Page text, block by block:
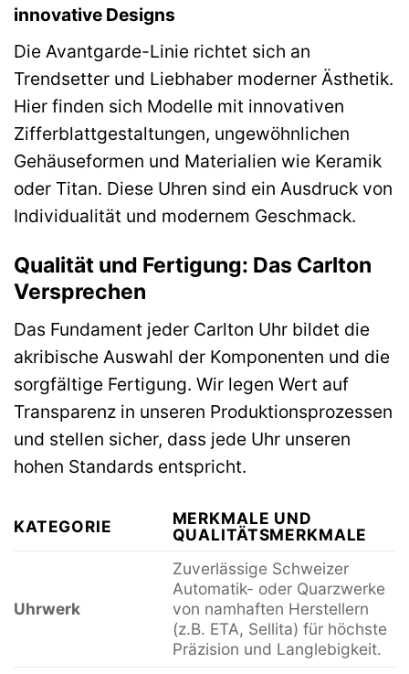
innovative Designs
Die Avantgarde-Linie richtet sich an
Trendsetter und Liebhaber moderner Ästhetik.
Hier finden sich Modelle mit innovativen
Zifferblattgestaltungen, ungewöhnlichen
Gehäuseformen und Materialien wie Keramik
oder Titan. Diese Uhren sind ein Ausdruck von
Individualität und modernem Geschmack.
Qualität und Fertigung: Das Carlton
Versprechen
Das Fundament jeder Carlton Uhr bildet die
akribische Auswahl der Komponenten und die
sorgfältige Fertigung. Wir legen Wert auf
Transparenz in unseren Produktionsprozessen
und stellen sicher, dass jede Uhr unseren
hohen Standards entspricht.
KATEGORIE
MERKMALE UND
QUALITÄTSMERKMALE
Uhrwerk
Zuverlässige Schweizer
Automatik- oder Quarzwerke
von namhaften Herstellern
(z.B. ETA, Sellita) für höchste
Präzision und Langlebigkeit.